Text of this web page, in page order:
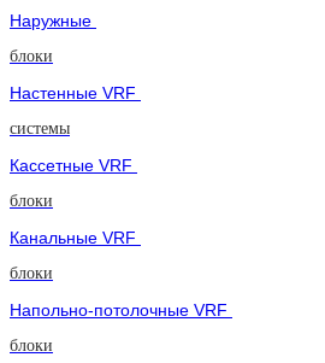
Наружные
блоки
Настенные VRF
системы
Кассетные VRF
блоки
Канальные VRF
блоки
Напольно-потолочные VRF
блоки